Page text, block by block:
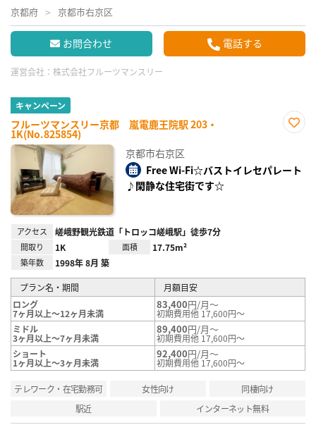
京都府 京都市右京区
お問合わせ 電話する
運営会社： 株式会社フルーツマンスリー
キャンペーン
フルーツマンスリー京都 嵐電鹿王院駅 203・
1K(No.825854)
録
京都市右京区
Free Wi-Fi☆バストイレセパレート
♪閑静な住宅街です☆
アクセス 嵯峨野観光鉄道「トロッコ嵯峨駅」徒歩7分
間取り 1K 面積 17.75m²
築年数 1998年 8月 築
プラン名・期間
月額目安
ロング
7ヶ月以上～12ヶ月未満
83,400円/月～
初期費用他 17,600円～
ミドル
3ヶ月以上～7ヶ月未満
89,400円/月～
初期費用他 17,600円～
ショート
1ヶ月以上～3ヶ月未満
92,400円/月～
初期費用他 17,600円～
テレワーク・在宅勤務可 女性向け
同棲向け
駅近
インターネット無料